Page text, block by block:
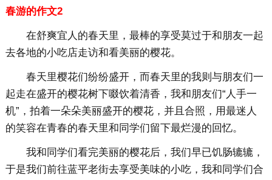
春游的作文2
在舒爽宜人的春天里，最棒的享受莫过于和朋友一起
去各地的小吃店走访和看美丽的樱花。
春天里樱花们纷纷盛开，而春天里的我则与朋友们一
起走在盛开的樱花树下啜饮着清香，我和朋友们“人手一
机”，拍着一朵朵美丽盛开的樱花，并且合照，用最迷人
的笑容在青春的春天里和同学们留下最烂漫的回忆。
我和同学们看完美丽的樱花后，我们早已饥肠辘辘，
于是我们前往蓝平老街去享受美味的小吃，我和同学们合